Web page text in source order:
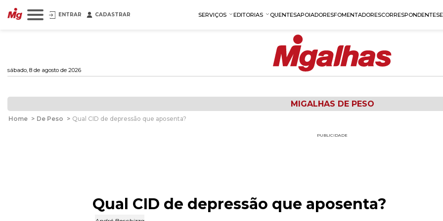
ENTRAR CADASTRAR SERVIÇOS EDITORIAS QUENTESAPOIADORESFOMENTADORESCORRESPONDENTES
sábado, 8 de agosto de 2026
MIGALHAS DE PESO
Home > De Peso > Qual CID de depressão que aposenta?
PUBLICIDADE
Qual CID de depressão que aposenta?